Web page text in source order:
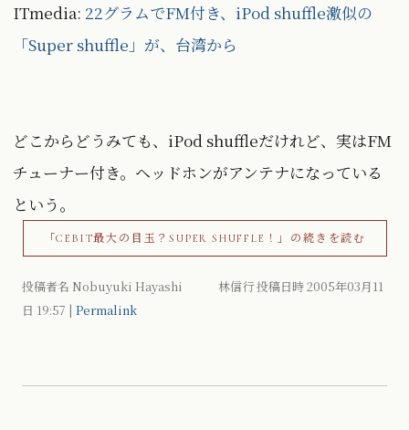
ITmedia: 22グラムでFM付き、iPod shuffle激似の
「Super shuffle」が、台湾から
どこからどうみても、iPod shuffleだけれど、実はFM
チューナー付き。ヘッドホンがアンテナになっている
という。
「CEBIT最大の目玉？SUPER SHUFFLE！」の続きを読む
投稿者名 Nobuyuki Hayashi 林信行 投稿日時 2005年03月11
日 19:57 | Permalink